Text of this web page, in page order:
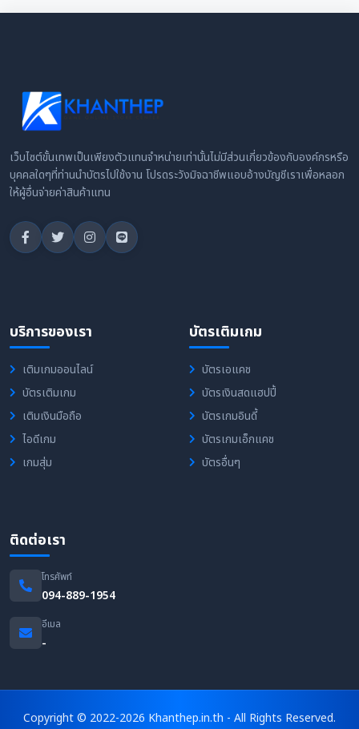
เว็บไซต์ขั้นเทพเป็นเพียงตัวแทนจำหน่ายเท่านั้นไม่มีส่วนเกี่ยวข้องกับองค์กรหรือ
บุคคลใดๆที่ท่านนำบัตรไปใช้งาน โปรดระวังมิจฉาชีพแอบอ้างบัญชีเราเพื่อหลอก
ให้ผู้อื่นจ่ายค่าสินค้าแทน
บริการของเรา
เติมเกมออนไลน์
บัตรเติมเกม
เติมเงินมือถือ
ไอดีเกม
เกมสุ่ม
บัตรเติมเกม
บัตรเอแคช
บัตรเงินสดแฮปปี้
บัตรเกมอินดี้
บัตรเกมเอ็กแคช
บัตรอื่นๆ
ติดต่อเรา
โทรศัพท์
094-889-1954
อีเมล
-
Copyright © 2022-2026 Khanthep.in.th - All Rights Reserved.